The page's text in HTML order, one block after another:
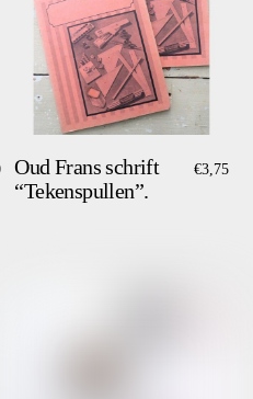
Oud Frans schrift
“Tekenspullen”.
€3,75